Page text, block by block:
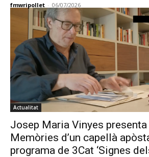
fmwripollet - 06/07/2026
Actualitat
Josep Maria Vinyes
Memòries d’un capellà
programa de 3Cat ‘Signes